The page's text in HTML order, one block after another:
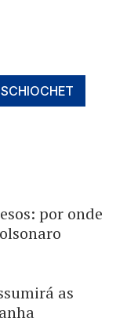
por onde
as